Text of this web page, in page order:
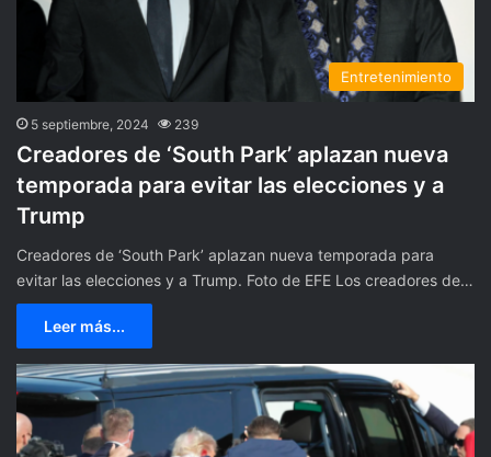
Entretenimiento
5 septiembre, 2024 239
Creadores de ‘South Park’ aplazan nueva
temporada para evitar las elecciones y a
Trump
Creadores de ‘South Park’ aplazan nueva temporada para
evitar las elecciones y a Trump. Foto de EFE Los creadores de…
Leer más...